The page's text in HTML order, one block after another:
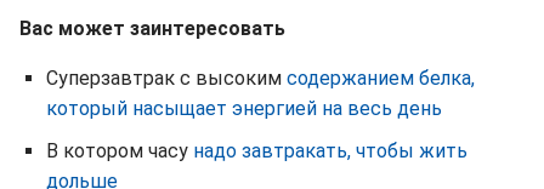
Вас может заинтересовать
Суперзавтрак с высоким содержанием белка,
который насыщает энергией на весь день
В котором часу надо завтракать, чтобы жить
дольше